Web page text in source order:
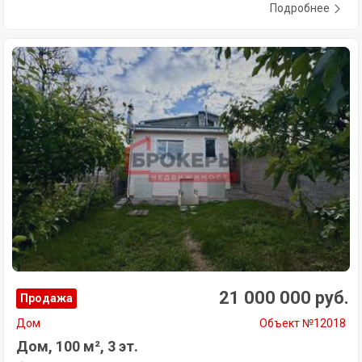
Подробнее
Продажа 21 000 000 руб.
Дом Объект №12018
Дом, 100 м², 3 эт.